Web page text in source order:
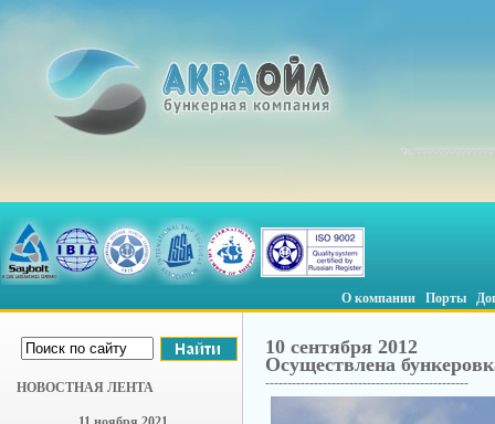
О компании Порты
НОВОСТНАЯ ЛЕНТА
10 сентября 2012
Осуществлена
----------------------------------------------